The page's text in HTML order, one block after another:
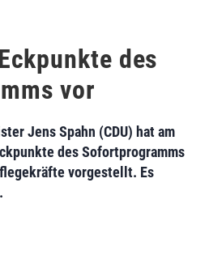
des
vor
Jens Spahn (CDU) hat am
des Sofortprogramms
vorgestellt. Es